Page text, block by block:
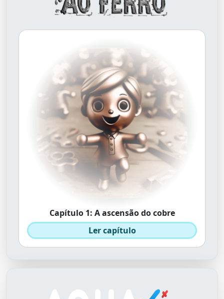
Capítulo 1: A ascensão do cobre
Ler capítulo